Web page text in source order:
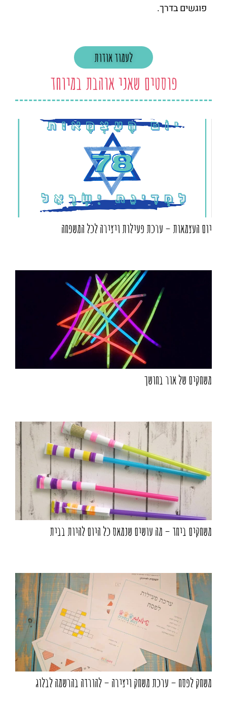
פוגשים בדרך.
לעמוד אודות
פוסטים שאני אוהבת במיוחד
יום העצמאות – ערכת פעילות ויצירה לכל המשפחה
משחקים של אור בחושך
משחקים ביחד – מה עושים שנמאס כל היום להיות בבית
משחק לפסח – ערכת משחק ויצירה – להורדה בהרשמה לבלוג